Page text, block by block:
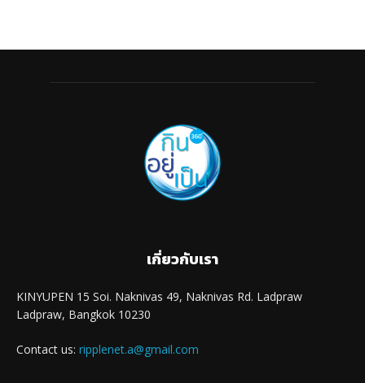
เกี่ยวกับเรา
KINYUPEN 15 Soi. Naknivas 49, Naknivas Rd. Ladpraw
Ladpraw, Bangkok 10230
Contact us: ripplenet.a@gmail.com